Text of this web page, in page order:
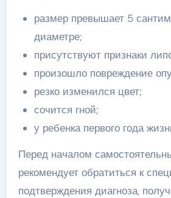
размер превышает 5
диаметре;
присутствуют признаки
произошло повреждение
резко изменился цвет;
сочится гной;
у ребенка первого года
Перед началом
рекомендует обратиться к
подтверждения диагноза,